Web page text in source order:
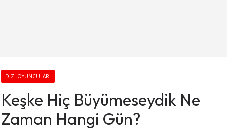
DIZI OYUNCULARI
Keşke Hiç Büyümeseydik Ne
Zaman Hangi Gün?